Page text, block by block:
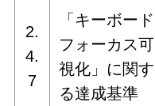
2.
4.
7
「キーボード
フォーカス可
視化」に関す
る達成基準